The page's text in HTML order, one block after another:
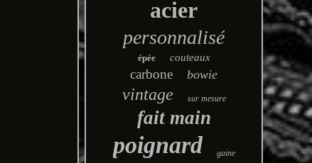
acier
personnalisé
épée couteaux
carbone bowie
vintage sur mesure
fait main
poignard gaine